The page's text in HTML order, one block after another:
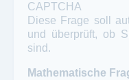
CAPTCHA
Diese Frage soll
und überprüft, ob
sind.
Mathematische